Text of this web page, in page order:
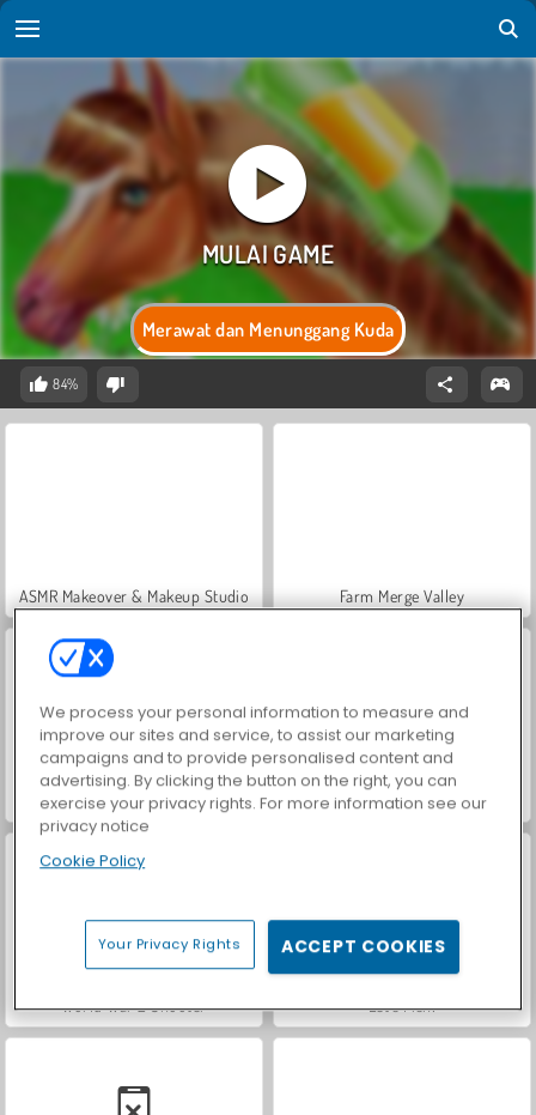
Merawat dan Menunggang Kuda
84%
ASMR Makeover & Makeup Studio Farm Merge Valley
VegaMix Da Vinci Puzzles Hidden Object: Street of Secrets
World War 2 Shooter Let's Fish!
We process your personal information to measure and
improve our sites and service, to assist our marketing
campaigns and to provide personalised content and
advertising. By clicking the button on the right, you can
exercise your privacy rights. For more information see our
privacy notice
Cookie Policy
Your Privacy Rights ACCEPT COOKIES